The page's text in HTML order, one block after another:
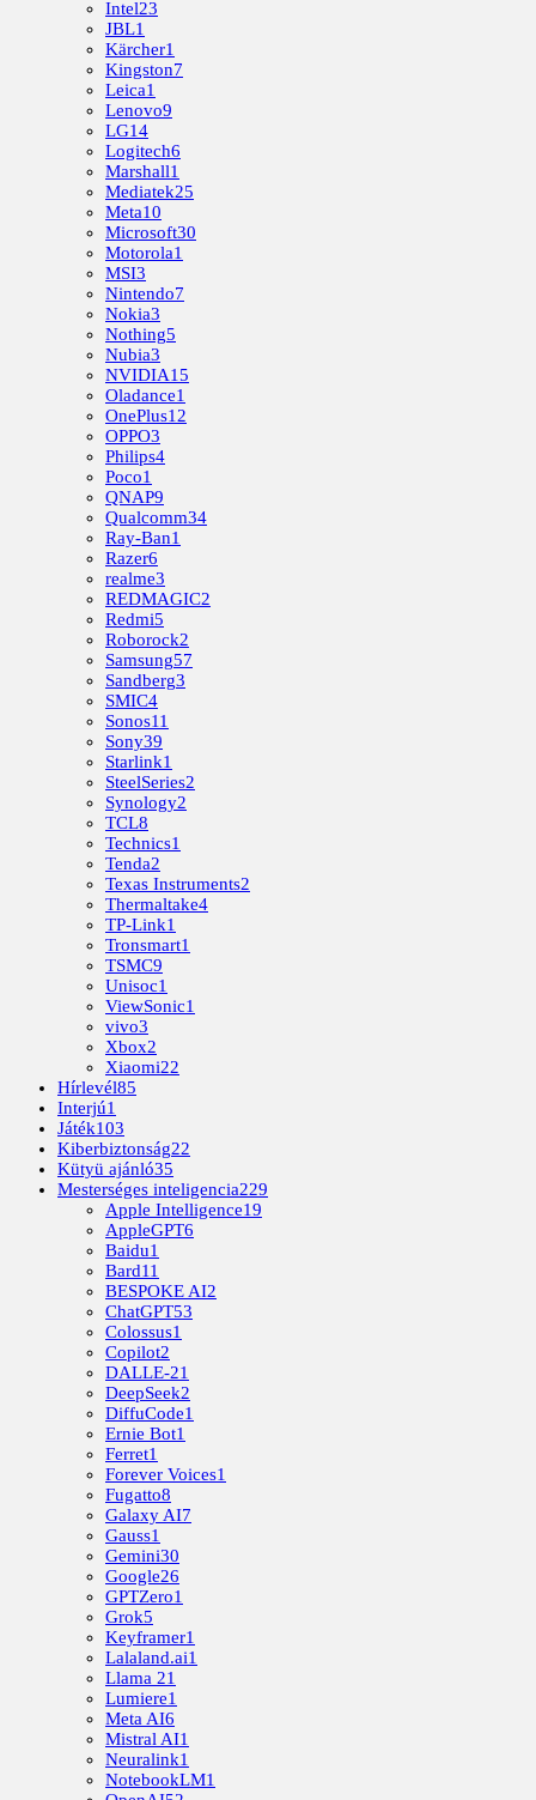
Intel23
JBL1
Kärcher1
Kingston7
Leica1
Lenovo9
LG14
Logitech6
Marshall1
Mediatek25
Meta10
Microsoft30
Motorola1
MSI3
Nintendo7
Nokia3
Nothing5
Nubia3
NVIDIA15
Oladance1
OnePlus12
OPPO3
Philips4
Poco1
QNAP9
Qualcomm34
Ray-Ban1
Razer6
realme3
REDMAGIC2
Redmi5
Roborock2
Samsung57
Sandberg3
SMIC4
Sonos11
Sony39
Starlink1
SteelSeries2
Synology2
TCL8
Technics1
Tenda2
Texas Instruments2
Thermaltake4
TP-Link1
Tronsmart1
TSMC9
Unisoc1
ViewSonic1
vivo3
Xbox2
Xiaomi22
Hírlevél85
Interjú1
Játék103
Kiberbiztonság22
Kütyü ajánló35
Mesterséges inteligencia229
Apple Intelligence19
AppleGPT6
Baidu1
Bard11
BESPOKE AI2
ChatGPT53
Colossus1
Copilot2
DALLE-21
DeepSeek2
DiffuCode1
Ernie Bot1
Ferret1
Forever Voices1
Fugatto8
Galaxy AI7
Gauss1
Gemini30
Google26
GPTZero1
Grok5
Keyframer1
Lalaland.ai1
Llama 21
Lumiere1
Meta AI6
Mistral AI1
Neuralink1
NotebookLM1